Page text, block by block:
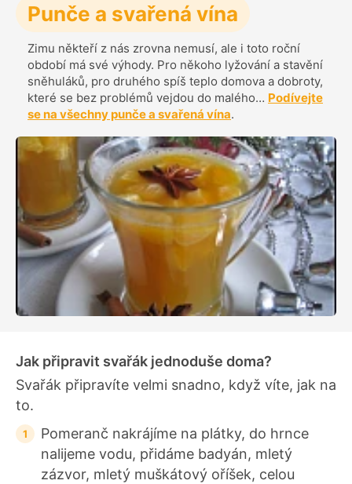
Punče a svařená vína
Zimu někteří z nás zrovna nemusí, ale i toto roční
období má své výhody. Pro někoho lyžování a stavění
sněhuláků, pro druhého spíš teplo domova a dobroty,
které se bez problémů vejdou do malého… Podívejte
se na všechny punče a svařená vína.
Jak připravit svařák jednoduše doma?
Svařák připravíte velmi snadno, když víte, jak na
to.
Pomeranč nakrájíme na plátky, do hrnce
nalijeme vodu, přidáme badyán, mletý
zázvor, mletý muškátový oříšek, celou